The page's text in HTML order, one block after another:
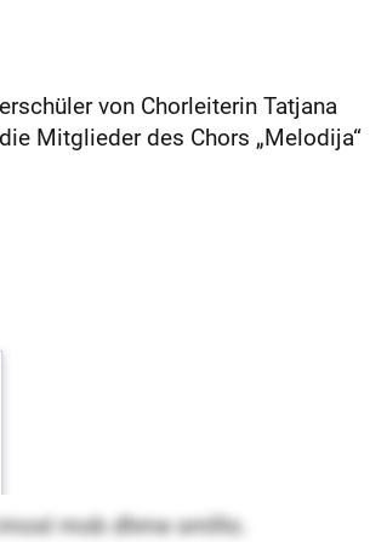
von Chorleiterin Tatjana
Mitglieder des Chors „Melodija“
mob dhme smlllo.